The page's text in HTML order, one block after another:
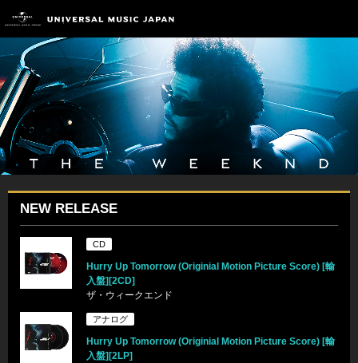
NEW RELEASE
CD
Hurry Up Tomorrow (Originial Motion Picture Score) [輸
入盤][2CD]
ザ・ウィークエンド
アナログ
Hurry Up Tomorrow (Originial Motion Picture Score) [輸
入盤][2LP]